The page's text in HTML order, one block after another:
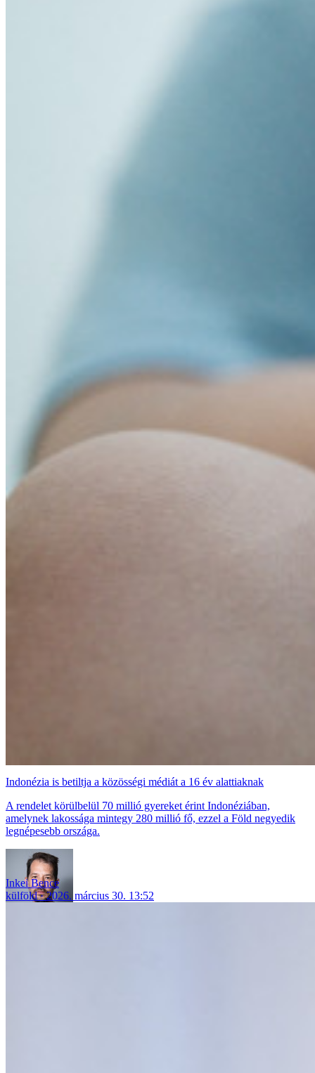
Indonézia is betiltja a közösségi médiát a 16 év alattiaknak
A rendelet körülbelül 70 millió gyereket érint Indonéziában,
amelynek lakossága mintegy 280 millió fő, ezzel a Föld negyedik
legnépesebb országa.
Inkei Bence
külföld
2026. március 30. 13:52